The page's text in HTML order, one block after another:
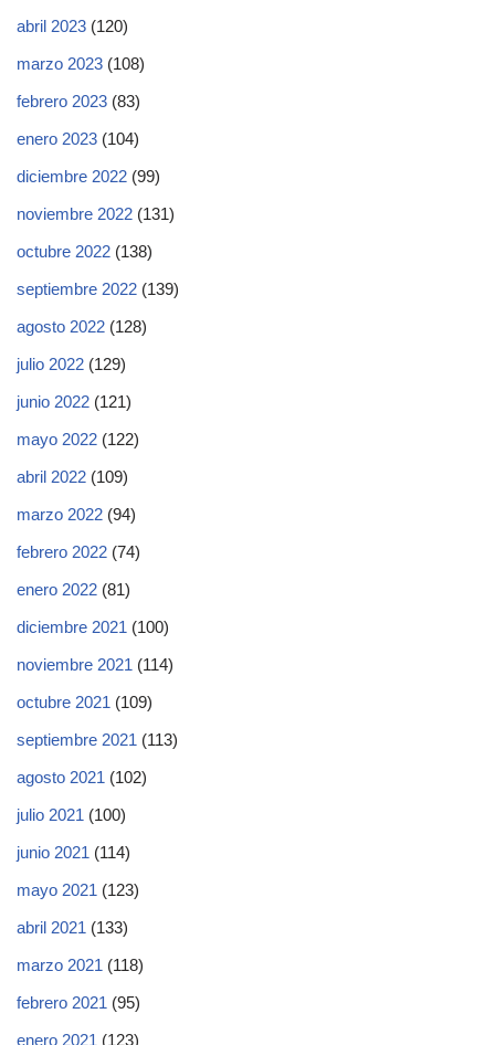
abril 2023 (120)
marzo 2023 (108)
febrero 2023 (83)
enero 2023 (104)
diciembre 2022 (99)
noviembre 2022 (131)
octubre 2022 (138)
septiembre 2022 (139)
agosto 2022 (128)
julio 2022 (129)
junio 2022 (121)
mayo 2022 (122)
abril 2022 (109)
marzo 2022 (94)
febrero 2022 (74)
enero 2022 (81)
diciembre 2021 (100)
noviembre 2021 (114)
octubre 2021 (109)
septiembre 2021 (113)
agosto 2021 (102)
julio 2021 (100)
junio 2021 (114)
mayo 2021 (123)
abril 2021 (133)
marzo 2021 (118)
febrero 2021 (95)
enero 2021 (123)